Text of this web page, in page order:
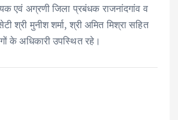
एवं अग्रणी जिला प्रबंधक राजनांदगांव व
श्री मुनीश शर्मा, श्री अमित मिश्रा सहित
के अधिकारी उपस्थित रहे।